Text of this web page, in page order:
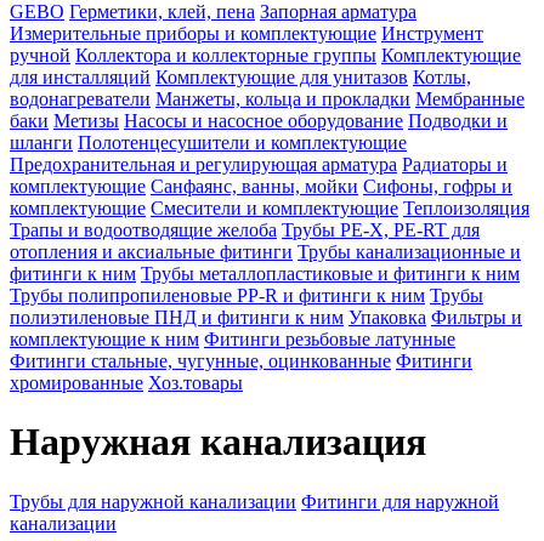
GEBO Герметики, клей, пена Запорная арматура
Измерительные приборы и комплектующие Инструмент
ручной Коллектора и коллекторные группы Комплектующие
для инсталляций Комплектующие для унитазов Котлы,
водонагреватели Манжеты, кольца и прокладки Мембранные
баки Метизы Насосы и насосное оборудование Подводки и
шланги Полотенцесушители и комплектующие
Предохранительная и регулирующая арматура Радиаторы и
комплектующие Санфаянс, ванны, мойки Сифоны, гофры и
комплектующие Смесители и комплектующие Теплоизоляция
Трапы и водоотводящие желоба Трубы PE-X, PE-RT для
отопления и аксиальные фитинги Трубы канализационные и
фитинги к ним Трубы металлопластиковые и фитинги к ним
Трубы полипропиленовые PP-R и фитинги к ним Трубы
полиэтиленовые ПНД и фитинги к ним Упаковка Фильтры и
комплектующие к ним Фитинги резьбовые латунные
Фитинги стальные, чугунные, оцинкованные Фитинги
хромированные Хоз.товары
Наружная канализация
Трубы для наружной канализации Фитинги для наружной
канализации